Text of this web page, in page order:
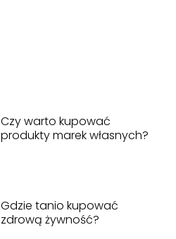
Czy warto kupować
produkty marek własnych?
Gdzie tanio kupować
zdrową żywność?